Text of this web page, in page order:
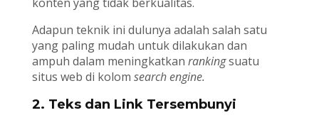
konten yang tidak berkualitas.
Adapun teknik ini dulunya adalah salah satu
yang paling mudah untuk dilakukan dan
ampuh dalam meningkatkan rankingsuatu
situs web di kolom search engine.
2. Teks dan Link Tersembunyi